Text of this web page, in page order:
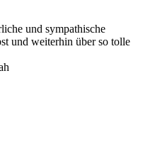
und sympathische
und weiterhin über so tolle